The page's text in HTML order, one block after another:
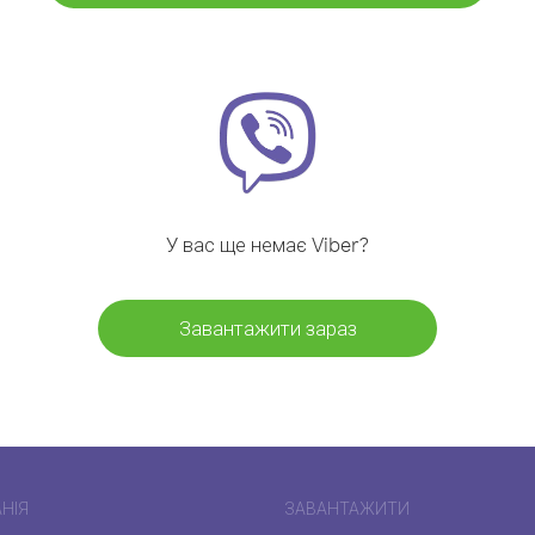
У вас ще немає Viber?
Завантажити зараз
ЗАВАНТАЖИТИ